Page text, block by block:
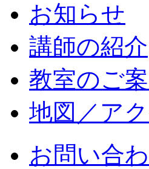
お知らせ
講師の紹介
教室のご
地図／ア
お問い合